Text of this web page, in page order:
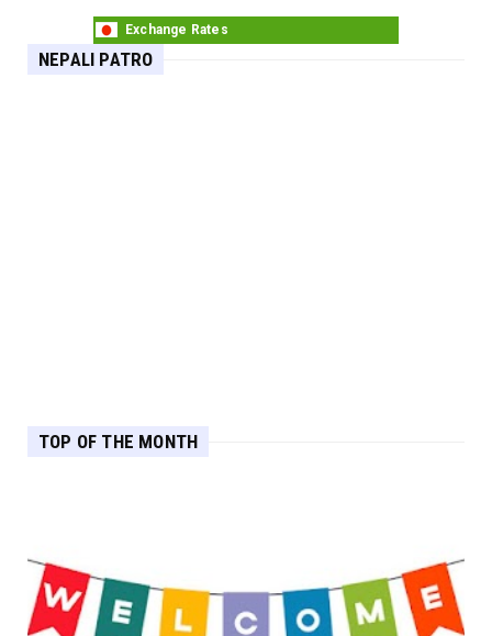
Exchange Rates
NEPALI PATRO
TOP OF THE MONTH